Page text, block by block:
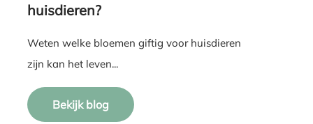
huisdieren?
Weten welke bloemen giftig voor huisdieren
zijn kan het leven...
Bekijk blog